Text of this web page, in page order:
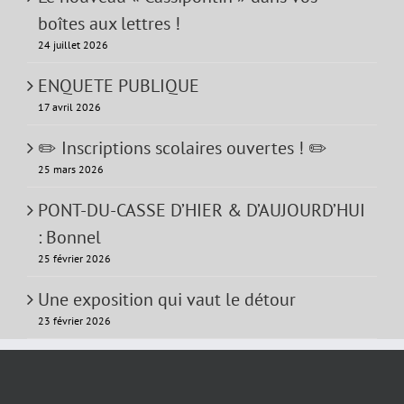
boîtes aux lettres !
24 juillet 2026
ENQUETE PUBLIQUE
17 avril 2026
✏️ Inscriptions scolaires ouvertes ! ✏️
25 mars 2026
PONT-DU-CASSE D’HIER & D’AUJOURD’HUI
: Bonnel
25 février 2026
Une exposition qui vaut le détour
23 février 2026